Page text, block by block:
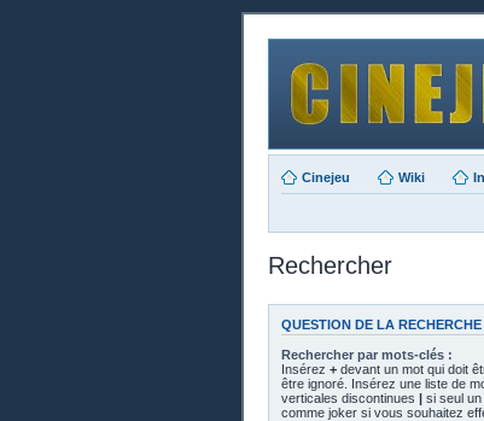
Cinejeu Wiki
Rechercher
QUESTION DE LA RECHERCHE
Rechercher par mots-clés :
Insérez + devant un mot qui doit
être ignoré. Insérez une liste de
verticales discontinues | si seul
comme joker si vous souhaitez